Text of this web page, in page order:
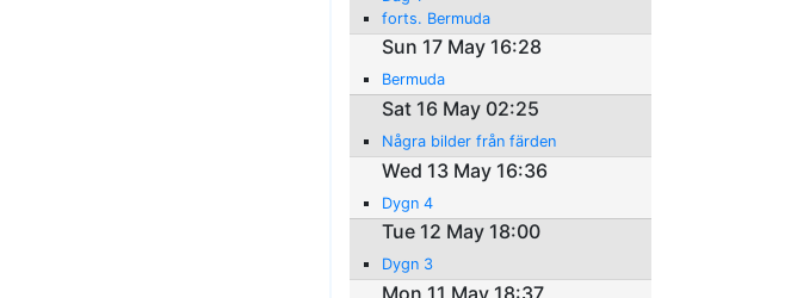
forts. Bermuda
Sun 17 May 16:28
Bermuda
Sat 16 May 02:25
Några bilder från färden
Wed 13 May 16:36
Dygn 4
Tue 12 May 18:00
Dygn 3
Mon 11 May 18:37